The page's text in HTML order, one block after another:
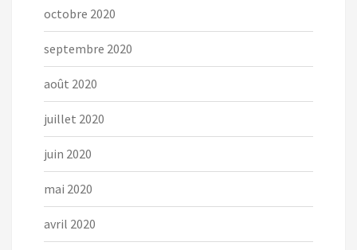
octobre 2020
septembre 2020
août 2020
juillet 2020
juin 2020
mai 2020
avril 2020